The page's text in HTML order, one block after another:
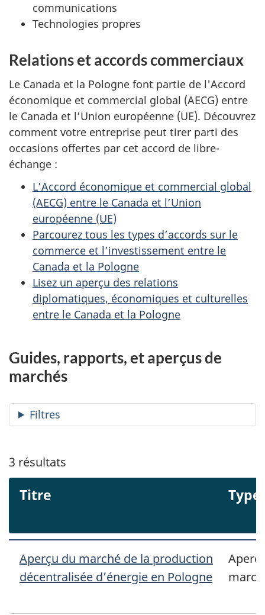
communications
Technologies propres
Relations et accords commerciaux
Le Canada et la Pologne font partie de l'Accord
économique et commercial global (AECG) entre
le Canada et l’Union européenne (UE). Découvrez
comment votre entreprise peut tirer parti des
occasions offertes par cet accord de libre-
échange :
L’Accord économique et commercial global
(AECG) entre le Canada et l’Union
européenne (UE)
Parcourez tous les types d’accords sur le
commerce et l’investissement entre le
Canada et la Pologne
Lisez un aperçu des relations
diplomatiques, économiques et culturelles
entre le Canada et la Pologne
Guides, rapports, et aperçus de
marchés
Filtres
3 résultats
Titre Type
Aperçu du marché de la production
décentralisée d’énergie en Pologne